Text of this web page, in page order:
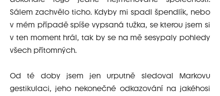
Sálem zachvělo ticho. Kdyby mi spadl špendlík, nebo
v mém případě spíše vypsaná tužka, se kterou jsem si
v ten moment hrál, tak by se na mě sesypaly pohledy
všech přítomných.
Od té doby jsem jen urputně sledoval Markovu
gestikulaci, jeho nekonečné odkazování na jakéhosi